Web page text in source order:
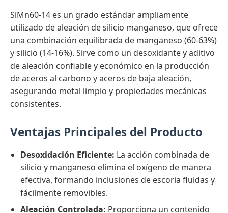
SiMn60-14 es un grado estándar ampliamente
utilizado de aleación de silicio manganeso, que ofrece
una combinación equilibrada de manganeso (60-63%)
y silicio (14-16%). Sirve como un desoxidante y aditivo
de aleación confiable y económico en la producción
de aceros al carbono y aceros de baja aleación,
asegurando metal limpio y propiedades mecánicas
consistentes.
Ventajas Principales del Producto
Desoxidación Eficiente: La acción combinada de
silicio y manganeso elimina el oxígeno de manera
efectiva, formando inclusiones de escoria fluidas y
fácilmente removibles.
Aleación Controlada: Proporciona un contenido